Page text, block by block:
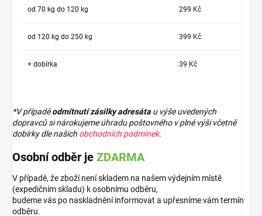
od 70 kg do 120 kg 299 Kč
od 120 kg do 250 kg 399 Kč
+ dobírka 39 Kč
*V případěodmítnutí zásilky adresáta u výše uvedených
dopravců si nárokujeme úhradu poštovného v plné výši včetně
dobírky dle našich obchodních podmínek.
Osobní odběr je ZDARMA
V případě, že zboží není skladem na našem výdejním místě
(expedičním skladu) k osobnímu odběru,
budeme vás po naskladnění informovat a upřesníme vám termín
odběru.